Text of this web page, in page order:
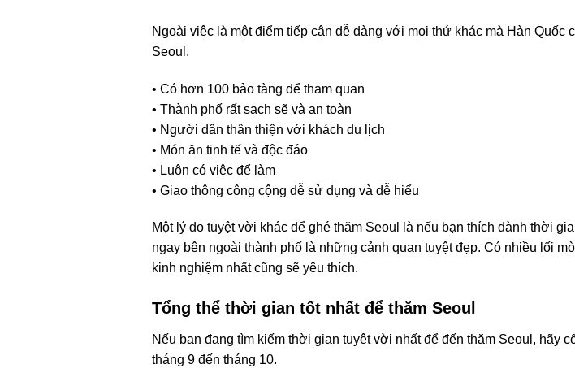
Ngoài việc là một điểm tiếp cận dễ dàng với mọi thứ khác mà Hàn Quốc
Seoul.
• Có hơn 100 bảo tàng để tham quan
• Thành phố rất sạch sẽ và an toàn
• Người dân thân thiện với khách du lịch
• Món ăn tinh tế và độc đáo
• Luôn có việc để làm
• Giao thông công cộng dễ sử dụng và dễ hiểu
Một lý do tuyệt vời khác để ghé thăm Seoul là nếu bạn thích dành thời
ngay bên ngoài thành phố là những cảnh quan tuyệt đẹp. Có nhiều lối
kinh nghiệm nhất cũng sẽ yêu thích.
Tổng thể thời gian tốt nhất để thăm Seoul
Nếu bạn đang tìm kiếm thời gian tuyệt vời nhất để đến thăm Seoul, hãy
tháng 9 đến tháng 10.